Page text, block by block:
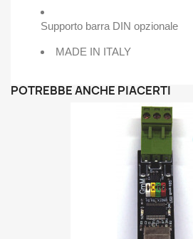
Supporto barra DIN opzionale
MADE IN ITALY
POTREBBE ANCHE PIACERTI